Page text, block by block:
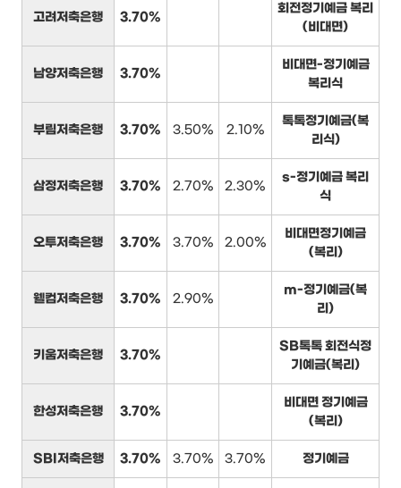
고려저축은행 3.70%
회전정기예금 복리
(비대면)
남양저축은행 3.70%
비대면-정기예금
복리식
부림저축은행 3.70% 3.50% 2.10%
톡톡정기예금(복
리식)
삼정저축은행 3.70% 2.70% 2.30%
s-정기예금 복리
식
오투저축은행 3.70% 3.70% 2.00%
비대면정기예금
(복리)
웰컴저축은행 3.70% 2.90%
m-정기예금(복
리)
키움저축은행 3.70%
SB톡톡 회전식정
기예금(복리)
한성저축은행 3.70%
비대면 정기예금
(복리)
SBI저축은행 3.70% 3.70% 3.70% 정기예금